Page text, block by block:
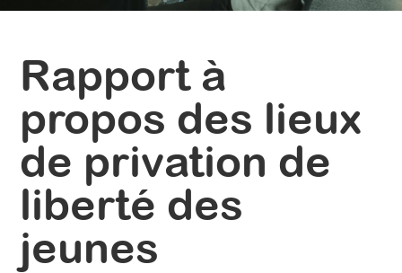
Rapport à
propos des lieux
de privation de
liberté des
jeunes